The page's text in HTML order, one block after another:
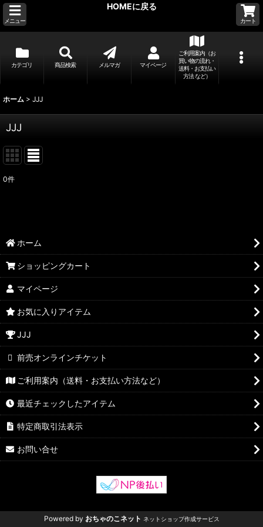
メニュー
HOMEに戻る
カート
カテゴリ 商品検索 メルマガ マイページ
ご利用案内（お
買い物の流れ・
送料・お支払い
方法 など）
ホーム > JJJ
JJJ
0件
ホーム
ショッピングカート
マイページ
お気に入りアイテム
JJJ
前売オンラインチケット
ご利用案内（送料・お支払い方法など）
最近チェックしたアイテム
特定商取引法表示
お問い合せ
Powered by おちゃのこネット ネットショップ作成サービス